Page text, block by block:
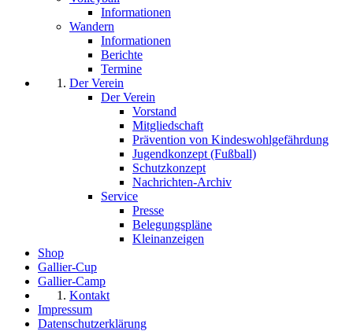
Informationen
Wandern
Informationen
Berichte
Termine
Der Verein
Der Verein
Vorstand
Mitgliedschaft
Prävention von Kindeswohlgefährdung
Jugendkonzept (Fußball)
Schutzkonzept
Nachrichten-Archiv
Service
Presse
Belegungspläne
Kleinanzeigen
Shop
Gallier-Cup
Gallier-Camp
Kontakt
Impressum
Datenschutzerklärung